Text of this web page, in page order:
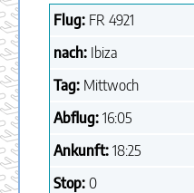
Flug: FR 4921
nach: Ibiza
Tag: Mittwoch
Abflug: 16:05
Ankunft: 18:25
Stop: 0